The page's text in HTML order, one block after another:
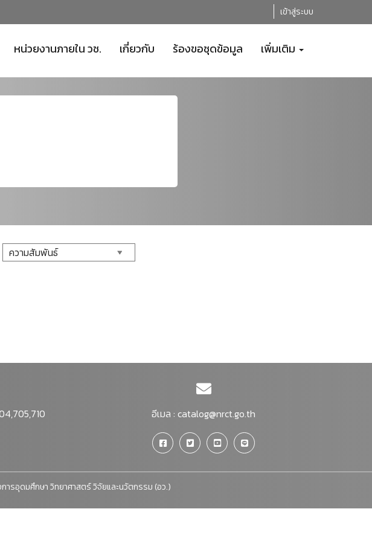
เข้าสู่ระบบ
หน่วยงานภายใน วช. เกี่ยวกับ ร้องขอชุดข้อมูล เพิ่มเติม
อีเมล :catalog@nrct.go.th
รอุดมศึกษา วิทยาศาสตร์ วิจัยและนวัตกรรม (อว.)